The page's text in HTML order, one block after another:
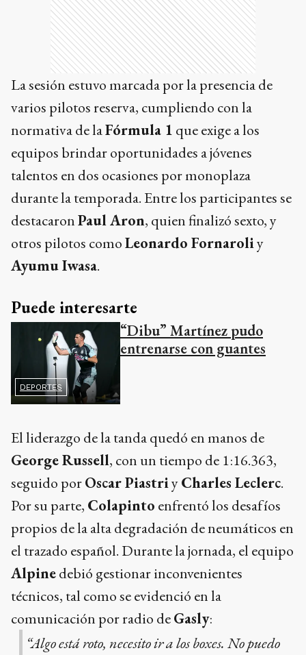
La sesión estuvo marcada por la presencia de
varios pilotos reserva, cumpliendo con la
normativa de laFórmula 1 que exige a los
equipos brindar oportunidades a jóvenes
talentos en dos ocasiones por monoplaza
durante la temporada. Entre los participantes se
destacaronPaul Aron, quien finalizó sexto, y
otros pilotos comoLeonardo Fornaroliy
Ayumu Iwasa.
Puede interesarte
DEPORTES
“Dibu” Martínez pudo
entrenarse con guantes
El liderazgo de la tanda quedó en manos de
George Russell, con un tiempo de 1:16.363,
seguido porOscar PiastriyCharles Leclerc.
Por su parte, Colapinto enfrentó los desafíos
propios de la alta degradación de neumáticos en
el trazado español. Durante la jornada, el equipo
Alpinedebió gestionar inconvenientes
técnicos, tal como se evidenció en la
comunicación por radio deGasly:
“Algo está roto, necesito ir a los boxes. No puedo